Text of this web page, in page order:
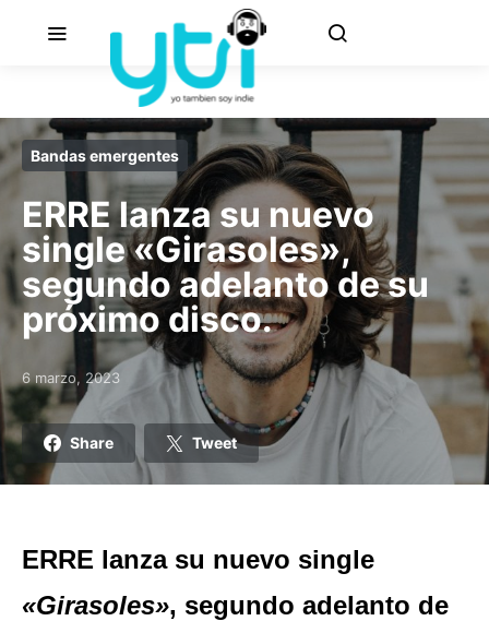
Bandas emergentes
ERRE lanza su nuevo
single «Girasoles»,
segundo adelanto de su
próximo disco.
Posted on
6 marzo, 2023
Share Tweet
ERRE lanza su nuevo single
«Girasoles», segundo adelanto de